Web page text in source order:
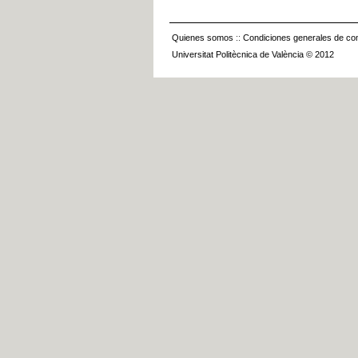
Quienes somos :: Condiciones generales de
Universitat Politècnica de València © 2012